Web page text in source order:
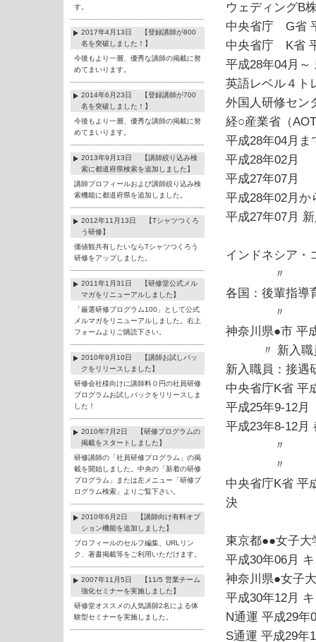
す。
2017年4月13日 【登録講師が800
名を突破しました！】
今後もより一層、優秀な講師の掲載に努
めてまいります。
2014年6月23日 【登録講師が700
名を突破しました！】
今後もより一層、優秀な講師の掲載に努
めてまいります。
2013年9月13日 【講師絞り込み検
索に都道府県検索を追加しました】
講師プロフィールおよび講師絞り込み検
索機能に都道府県を追加しました。
2012年11月13日 【Tシャツつくろ
う研修】
価値観共有したいならTシャツつくろう
研修をアップしました。
2011年1月31日 【研修堂公式メル
マガをリニューアルしました】
「厳選研修プログラム100」として公式
メルマガをリニューアルしました。右上
フォームよりご購読下さい。
2010年9月10日 【講師お試しパッ
クをリリースしました】
研修会社様向けに講師料０円の社員研修
プログラムお試しパックをリリースしま
した！
2010年7月2日 【研修プログラムの
掲載をスタートしました】
研修講師の「社員研修プログラム」の掲
載を開始しました。中央の「新着の研修
プログラム」または左メニュー「研修プ
ログラム検索」よりご覧下さい。
2010年6月2日 【講師向け有料オプ
ション機能を追加しました】
プロフィールのセルフ編集、URLリン
ク、著書掲載等をご利用いただけます。
2007年11月5日 【11/5 営業チーム
強化セミナーを実施しました】
研修堂オススメの人気講師2名による体
験型セミナーを実施しました。
ウェディングB
中央省庁 G省
中央省庁 K省
平成28年04月
英語レベル４ト
外国人研修セン
経○産業省（
平成28年04月ま
平成28年02月
平成27年07月
平成28年02月か
平成27年07月
インドネシア・
〃
各国：後輩指導
〃
神奈川県●市 平
〃 新入職員
新入職員：接遇
中央省庁K省 平
平成25年9-12月
平成23年8-12月
〃
〃
中央省庁K省 平
決
東京都●●女子大
平成30年06月
神奈川県●女子
平成30年12月
N通運 平成29年
S通運 平成29年